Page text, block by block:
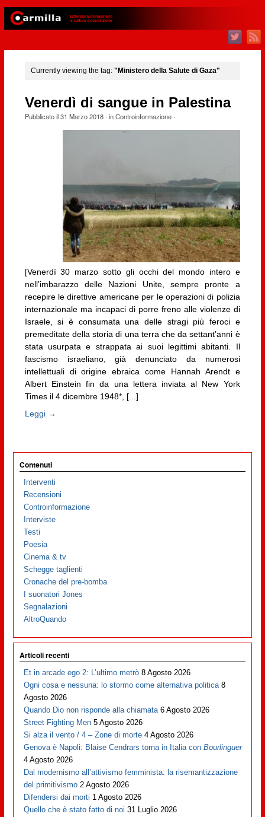
Currently viewing the tag: "Ministero della Salute di Gaza"
Venerdì di sangue in Palestina
Pubblicato il31 Marzo 2018· inControinformazione·
[Venerdì 30 marzo sotto gli occhi del mondo intero e
nell’imbarazzo delle Nazioni Unite, sempre pronte a
recepire le direttive americane per le operazioni di polizia
internazionale ma incapaci di porre freno alle violenze di
Israele, si è consumata una delle stragi più feroci e
premeditate della storia di una terra che da settant’anni è
stata usurpata e strappata ai suoi legittimi abitanti. Il
fascismo israeliano, già denunciato da numerosi
intellettuali di origine ebraica come Hannah Arendt e
Albert Einstein fin da una lettera inviata al New York
Times il 4 dicembre 1948*, [...]
Leggi →
Contenuti
Interventi
Recensioni
Controinformazione
Interviste
Testi
Poesia
Cinema & tv
Schegge taglienti
Cronache del pre-bomba
I suonatori Jones
Segnalazioni
AltroQuando
Articoli recenti
Et in arcade ego 2: L’ultimo metrò 8 Agosto 2026
Ogni cosa e nessuna: lo stormo come alternativa politica 8
Agosto 2026
Quando Dio non risponde alla chiamata 6 Agosto 2026
Street Fighting Men 5 Agosto 2026
Si alza il vento / 4 – Zone di morte 4 Agosto 2026
Genova è Napoli: Blaise Cendrars torna in Italia conBourlinguer
4 Agosto 2026
Dal modernismo all’attivismo femminista: la risemantizzazione
del primitivismo 2 Agosto 2026
Difendersi dai morti 1 Agosto 2026
Quello che è stato fatto di noi 31 Luglio 2026